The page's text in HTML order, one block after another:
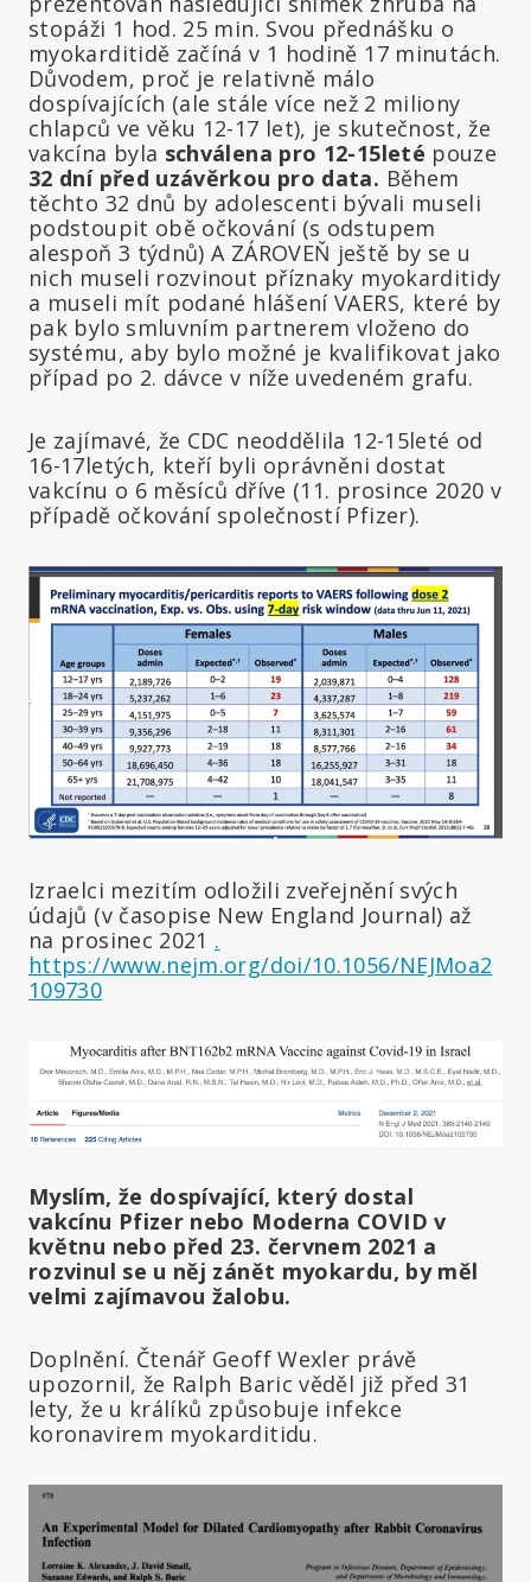
stopáži 1 hod. 25 min. Svou přednášku o
myokarditidě začíná v 1 hodině 17 minutách.
Důvodem, proč je relativně málo
dospívajících (ale stále více než 2 miliony
chlapců ve věku 12-17 let), je skutečnost, že
vakcína byla schválena pro 12-15leté pouze
32 dní před uzávěrkou pro data. Během
těchto 32 dnů by adolescenti bývali museli
podstoupit obě očkování (s odstupem
alespoň 3 týdnů) A ZÁROVEŇ ještě by se u
nich museli rozvinout příznaky myokarditidy
a museli mít podané hlášení VAERS, které by
pak bylo smluvním partnerem vloženo do
systému, aby bylo možné je kvalifikovat jako
případ po 2. dávce v níže uvedeném grafu.
Je zajímavé, že CDC neoddělila 12-15leté od
16-17letých, kteří byli oprávněni dostat
vakcínu o 6 měsíců dříve (11. prosince 2020 v
případě očkování společností Pfizer).
Izraelci mezitím odložili zveřejnění svých
údajů (v časopise New England Journal) až
na prosinec 2021 .
https://www.nejm.org/doi/10.1056/NEJMoa2
109730
Myslím, že dospívající, který dostal
vakcínu Pfizer nebo Moderna COVID v
květnu nebo před 23. červnem 2021 a
rozvinul se u něj zánět myokardu, by měl
velmi zajímavou žalobu.
Doplnění. Čtenář Geoff Wexler právě
upozornil, že Ralph Baric věděl již před 31
lety, že u králíků způsobuje infekce
koronavirem myokarditidu.